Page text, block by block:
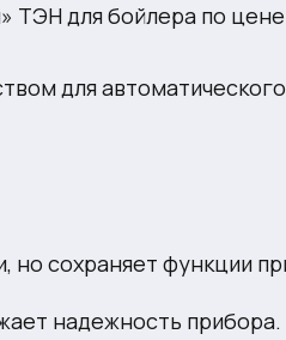
ТЭН для бойлера по
для
но сохраняет функции
надежность прибора.